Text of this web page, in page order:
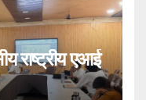
राष्ट्रीय एआई